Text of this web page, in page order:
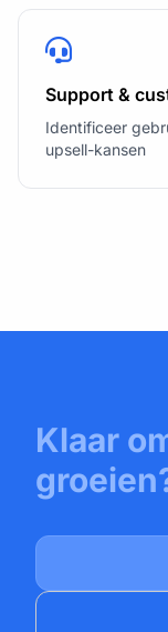
Support &
Identificeer
upsell-kansen
Klaar